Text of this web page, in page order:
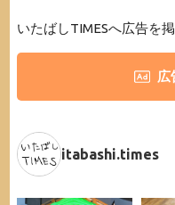
いたばしTIMESへ広告を
広
itabashi.times